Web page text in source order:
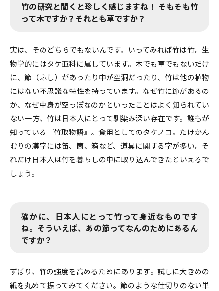
竹の研究と聞くと珍しく感じますね！ そもそも竹
って木ですか？それとも草ですか？
実は、そのどちらでもないんです。いってみれば竹は竹。生
物学的にはタケ亜科に属しています。木でも草でもないだけ
に、節（ふし）があったり中が空洞だったり、竹は他の植物
にはない不思議な特性を持っています。なぜ竹に節があるの
か、なぜ中身が空っぽなのかといったことはよく知られてい
ない一方、竹は日本人にとって馴染み深い存在です。誰もが
知っている『竹取物語』。食用としてのタケノコ。たけかん
むりの漢字には笛、筒、箱など、道具に関する字が多い。そ
れだけ日本人は竹を暮らしの中に取り込んできたといえるで
しょう。
確かに、日本人にとって竹って身近なものです
ね。そういえば、あの節ってなんのためにあるん
ですか？
ずばり、竹の強度を高めるためにあります。試しに大きめの
紙を丸めて振ってみてください。節のような仕切りのない単